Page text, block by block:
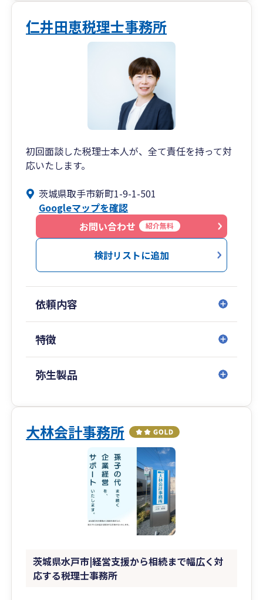
仁井田恵税理士事務所
初回面談した税理士本人が、全て責任を持って対
応いたします。
茨城県取手市新町1-9-1-501
Googleマップを確認
お問い合わせ
紹介無料
検討リストに追加
依頼内容
特徴
弥生製品
大林会計事務所
茨城県水戸市|経営支援から相続まで幅広く対
応する税理士事務所